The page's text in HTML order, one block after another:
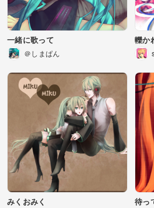
一緒に歌って
＠しまぱん
轢か
みくおみく 待っ